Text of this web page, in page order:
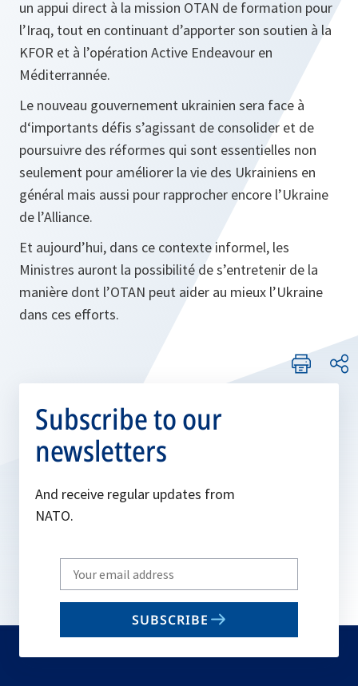
un appui direct à la mission OTAN de formation pour
l’Iraq, tout en continuant d’apporter son soutien à la
KFOR et à l’opération Active Endeavour en
Méditerrannée.
Le nouveau gouvernement ukrainien sera face à
d‘importants défis s’agissant de consolider et de
poursuivre des réformes qui sont essentielles non
seulement pour améliorer la vie des Ukrainiens en
général mais aussi pour rapprocher encore l’Ukraine
de l’Alliance.
Et aujourd’hui, dans ce contexte informel, les
Ministres auront la possibilité de s’entretenir de la
manière dont l’OTAN peut aider au mieux l’Ukraine
dans ces efforts.
Subscribe to our
newsletters
And receive regular updates from
NATO.
Write
your
email
SUBSCRIBE